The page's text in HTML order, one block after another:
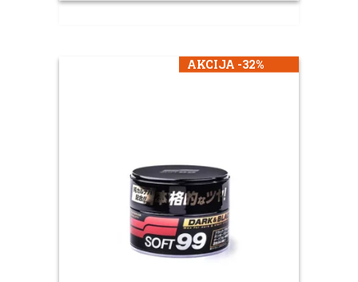
AKCIJA -32%